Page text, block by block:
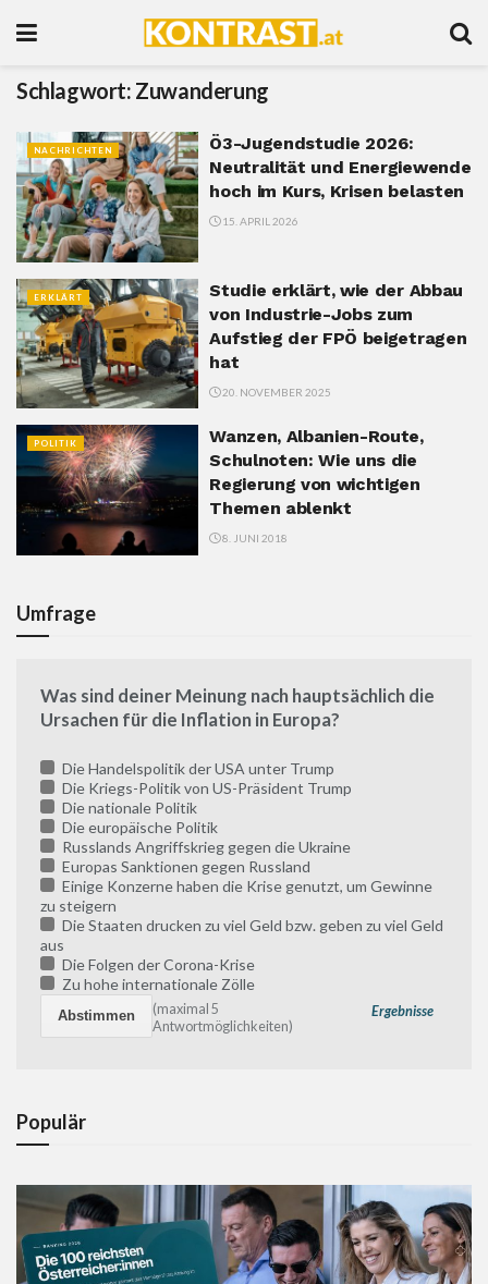
Schlagwort: Zuwanderung
NACHRICHTEN
Ö3-Jugendstudie 2026:
Neutralität und Energiewende
hoch im Kurs, Krisen belasten
15. APRIL 2026
ERKLÄRT
Studie erklärt, wie der Abbau
von Industrie-Jobs zum
Aufstieg der FPÖ beigetragen
hat
20. NOVEMBER 2025
POLITIK
Wanzen, Albanien-Route,
Schulnoten: Wie uns die
Regierung von wichtigen
Themen ablenkt
8. JUNI 2018
Umfrage
Was sind deiner Meinung nach hauptsächlich die
Ursachen für die Inflation in Europa?
Die Handelspolitik der USA unter Trump
Die Kriegs-Politik von US-Präsident Trump
Die nationale Politik
Die europäische Politik
Russlands Angriffskrieg gegen die Ukraine
Europas Sanktionen gegen Russland
Einige Konzerne haben die Krise genutzt, um Gewinne
zu steigern
Die Staaten drucken zu viel Geld bzw. geben zu viel Geld
aus
Die Folgen der Corona-Krise
Zu hohe internationale Zölle
Ergebnisse
(maximal 5
Antwortmöglichkeiten)
Populär